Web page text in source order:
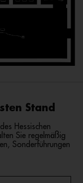
Stand
Hessischen
Sie regelmäßig
Sonderführungen